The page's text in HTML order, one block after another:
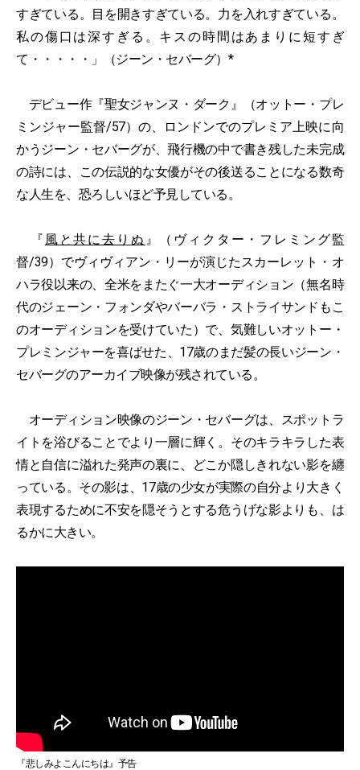
すぎている。目を開きすぎている。力を入れすぎている。
私の傷口は深すぎる。キスの時間はあまりに短すぎ
て・・・・・」（ジーン・セバーグ）*
デビュー作『聖女ジャンヌ・ダーク』（オットー・プレ
ミンジャー監督/57）の、ロンドンでのプレミア上映に向
かうジーン・セバーグが、飛行機の中で書き残した未完成
の詩には、この伝説的な女優がその後送ることになる数奇
な人生を、恐ろしいほど予見している。
『 風と共に去りぬ 』（ヴィクター・フレミング監
督/39）でヴィヴィアン・リーが演じたスカーレット・オ
ハラ役以来の、全米をまたぐ一大オーディション（無名時
代のジェーン・フォンダやバーバラ・ストライサンドもこ
のオーディションを受けていた）で、気難しいオットー・
プレミンジャーを喜ばせた、17歳のまだ髪の長いジーン・
セバーグのアーカイブ映像が残されている。
オーディション映像のジーン・セバーグは、スポットラ
イトを浴びることでより一層に輝く。そのキラキラした表
情と自信に溢れた発声の裏に、どこか隠しきれない影を纏
っている。その影は、17歳の少女が実際の自分より大きく
表現するために不安を隠そうとする危うげな影よりも、は
るかに大きい。
『悲しみよこんにちは』予告